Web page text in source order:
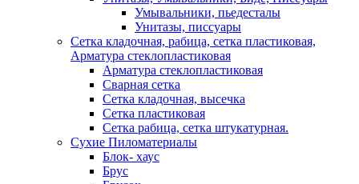
Умывальники, пьедесталы
Унитазы, писсуары
Сетка кладочная, рабица, сетка пластиковая,
Арматура стеклопластиковая
Арматура стеклопластиковая
Сварная сетка
Сетка кладочная, высечка
Сетка пластиковая
Сетка рабица, сетка штукатурная.
Сухие Пиломатериалы
Блок- хаус
Брус